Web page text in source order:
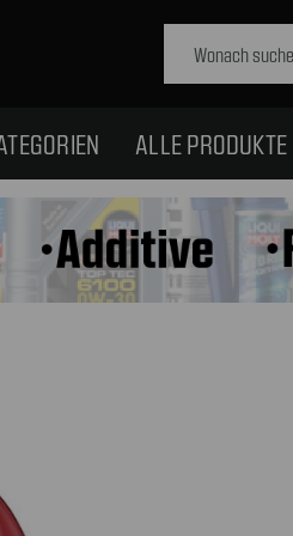
ALLE PRODUKTE